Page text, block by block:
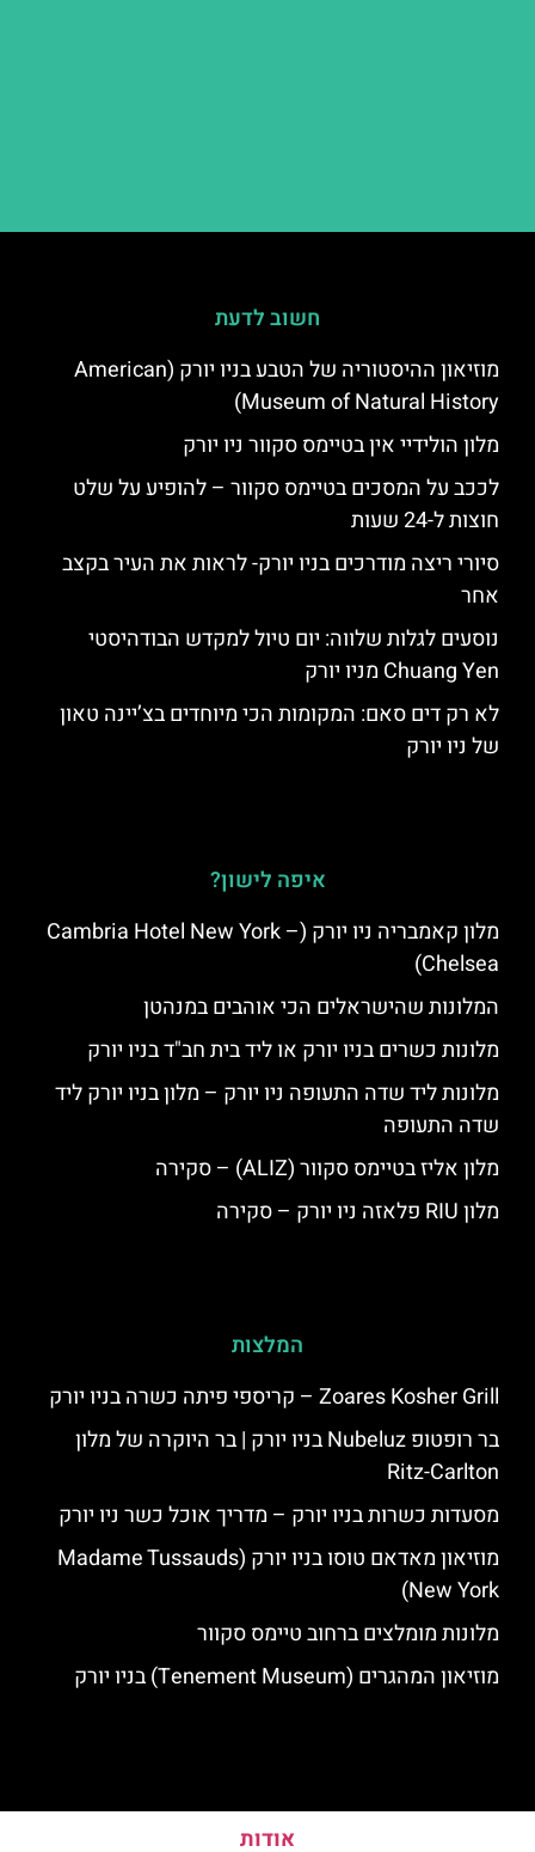
חשוב לדעת
מוזיאון ההיסטוריה של הטבע בניו יורק (American
Museum of Natural History)
מלון הולידיי אין בטיימס סקוור ניו יורק
לככב על המסכים בטיימס סקוור – להופיע על שלט
חוצות ל-24 שעות
סיורי ריצה מודרכים בניו יורק- לראות את העיר בקצב
אחר
נוסעים לגלות שלווה: יום טיול למקדש הבודהיסטי
Chuang Yen מניו יורק
לא רק דים סאם: המקומות הכי מיוחדים בצ’יינה טאון
של ניו יורק
איפה לישון?
מלון קאמבריה ניו יורק (Cambria Hotel New York –
Chelsea)
המלונות שהישראלים הכי אוהבים במנהטן
מלונות כשרים בניו יורק או ליד בית חב"ד בניו יורק
מלונות ליד שדה התעופה ניו יורק – מלון בניו יורק ליד
שדה התעופה
מלון אליז בטיימס סקוור (ALIZ) – סקירה
מלון RIU פלאזה ניו יורק – סקירה
המלצות
Zoares Kosher Grill – קריספי פיתה כשרה בניו יורק
בר רופטופ Nubeluz בניו יורק | בר היוקרה של מלון
Ritz-Carlton
מסעדות כשרות בניו יורק – מדריך אוכל כשר ניו יורק
מוזיאון מאדאם טוסו בניו יורק (Madame Tussauds
New York)
מלונות מומלצים ברחוב טיימס סקוור
מוזיאון המהגרים (Tenement Museum) בניו יורק
אודות